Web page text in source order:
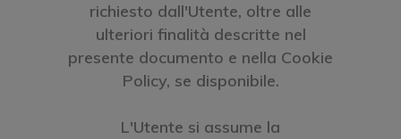
richiesto dall'Utente, oltre alle
ulteriori finalità descritte nel
presente documento e nella Cookie
Policy, se disponibile.
L'Utente si assume la